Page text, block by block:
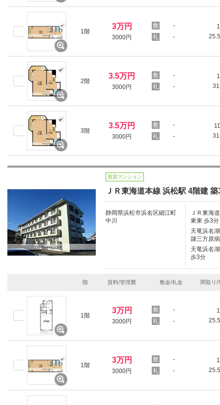
1階
3万円
3000円
-
-
2階
3.5万円
3000円
-
-
3階
3.5万円
3000円
-
-
賃貸マンション
ＪＲ東海道本線 浜松駅 4階建
静岡県浜松市浜名区細江町
中川
ＪＲ東海
東東 歩3分
天竜浜名
隷三方原
天竜浜名
歩3分
階 賃料/管理費 敷金/礼金 間取り/
1階
3万円
3000円
-
-
1階
3万円
3000円
-
-